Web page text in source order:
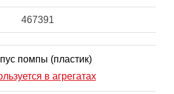
467391
помпы (пластик)
в агрегатах